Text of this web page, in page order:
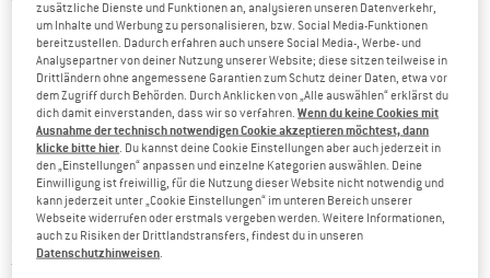
Entscheidend ist aber: Hinter dem starken Marketing steht
eine Technologie, die sich über viele Jahre in der Praxis bewährt
hat.
ÜBER ALLEM STEHT DIE MAXIME NACHHALTIGEN
HANDELNS ALS SELBSTVERSTÄNDLICHKEIT
Seit seiner Gründung vor über 70 Jahren ist Gore ein
familiengeführtes Unternehmen und als solches an
zusätzliche Dienste und Funktionen an, analysieren unseren Datenverkehr,
um Inhalte und Werbung zu personalisieren, bzw. Social Media-Funktionen
bereitzustellen. Dadurch erfahren auch unsere Social Media-, Werbe- und
Analysepartner von deiner Nutzung unserer Website; diese sitzen teilweise in
Drittländern ohne angemessene Garantien zum Schutz deiner Daten, etwa vor
dem Zugriff durch Behörden. Durch Anklicken von „Alle auswählen“ erklärst du
dich damit einverstanden, dass wir so verfahren.Wenn du keine Cookies mit
Ausnahme der technisch notwendigen Cookie akzeptieren möchtest, dann
klicke bitte hier . Du kannst deine Cookie Einstellungen aber auch jederzeit in
den „Einstellungen“ anpassen und einzelne Kategorien auswählen. Deine
Einwilligung ist freiwillig, für die Nutzung dieser Website nicht notwendig und
kann jederzeit unter „Cookie Einstellungen“ im unteren Bereich unserer
Webseite widerrufen oder erstmals vergeben werden. Weitere Informationen,
auch zu Risiken der Drittlandstransfers, findest du in unseren
Datenschutzhinweisen